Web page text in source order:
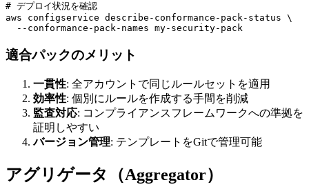
# デプロイ状況を確認
aws configservice describe-conformance-pack-status \
  --conformance-pack-names my-security-pack
適合パックのメリット
一貫性: 全アカウントで同じルールセットを適用
効率性: 個別にルールを作成する手間を削減
監査対応: コンプライアンスフレームワークへの準拠を
証明しやすい
バージョン管理: テンプレートをGitで管理可能
アグリゲータ（Aggregator）